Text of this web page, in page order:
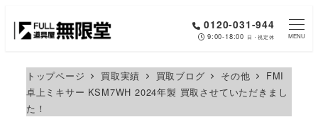
0120-031-944
9:00-18:00 日・祝定休 MENU
トップページ 買取実績 買取ブログ その他
FMI
卓上ミキサー KSM7WH 2024年製 買取させていただきまし
た！